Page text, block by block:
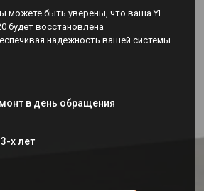
можете быть уверены, что ваша YI
будет восстановлена
надежность вашей системы
в день обращения
х лет